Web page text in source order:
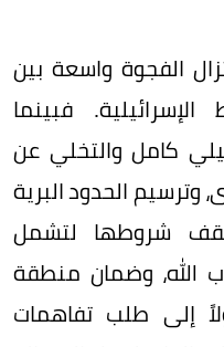
الفجوة واسعة بين
الإسرائيلية. فبينما
كامل والتخلي عن
وترسيم الحدود البرية
سقف شروطها لتشمل
الله، وضمان منطقة
إلى طلب تفاهمات